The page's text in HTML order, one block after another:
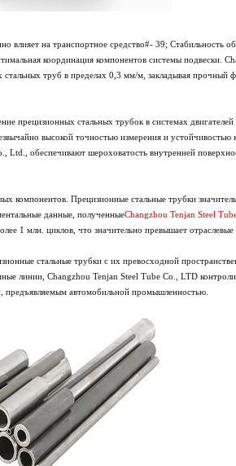
влияет на транспортное средство#- 39; Стабильность
координация компонентов системы подвески.
труб в пределах 0,3 мм/м, закладывая прочный
прецизионных стальных трубок в системах
высокой точностью измерения и
Ltd., обеспечивают шероховатость внутренней
компонентов. Прецизионные стальные трубки
данные, полученныеChangzhou Tenjan Steel
1 млн. циклов, что значительно превышает отраслевые
стальные трубки с их превосходной
линии, Changzhou Tenjan Steel Tube Co., LTD
предъявляемым автомобильной промышленностью.